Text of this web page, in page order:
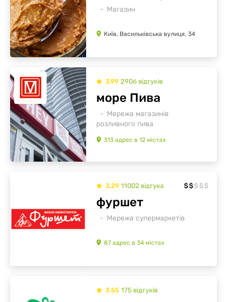
Магазин
Київ, Васильківська вулиця, 34
3.99 2906 відгуків
Мережа магазинів
розливного пива
море Пива
313 адрес в 12 містах
3.29 11002 відгукa $$ $ $ $
Мережа супермаркетів
фуршет
87 адрес в 34 містах
3.55 175 відгуків